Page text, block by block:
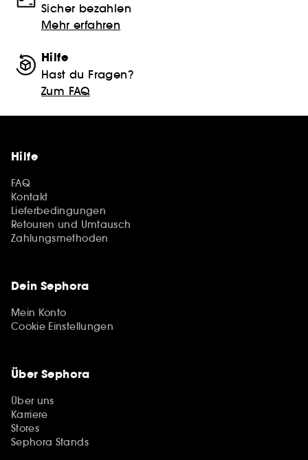
Sicher bezahlen
Mehr erfahren
Hilfe
Hast du Fragen?
Zum FAQ
Hilfe
FAQ
Kontakt
Lieferbedingungen
Retouren und Umtausch
Zahlungsmethoden
Dein Sephora
Mein Konto
Cookie Einstellungen
Über Sephora
Über uns
Karriere
Stores
Sephora Stands